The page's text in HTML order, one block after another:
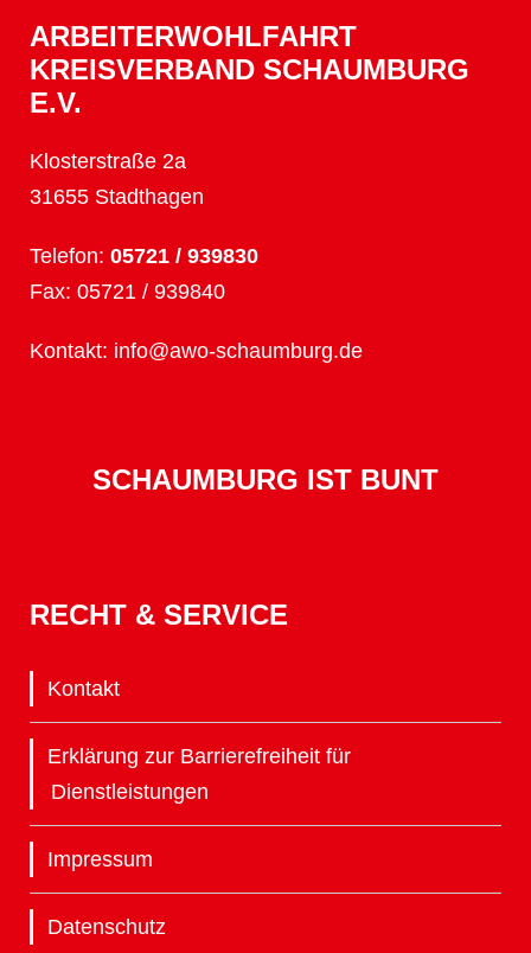
ARBEITERWOHLFAHRT
KREISVERBAND SCHAUMBURG
E.V.
Klosterstraße 2a
31655 Stadthagen
Telefon: 05721 / 939830
Fax: 05721 / 939840
Kontakt: info@awo-schaumburg.de
SCHAUMBURG IST BUNT
RECHT & SERVICE
Kontakt
Erklärung zur Barrierefreiheit für
Dienstleistungen
Impressum
Datenschutz